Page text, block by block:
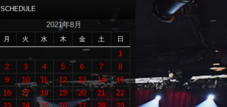
SCHEDULE
2021年8月
月 火 水 木 金 土 日
1
2
3 4 5 6 7
8
9
10 11 12 13 14
15
16
17 18 19 20 21
22